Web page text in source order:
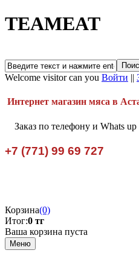
TEAMEAT
Welcome visitor can you Войти ||
Интернет магазин мяса в
Заказ по телефону и Whats up
+7 (771) 99 69 727
Корзина(0)
Итог:0 тг
Ваша корзина пуста
Меню